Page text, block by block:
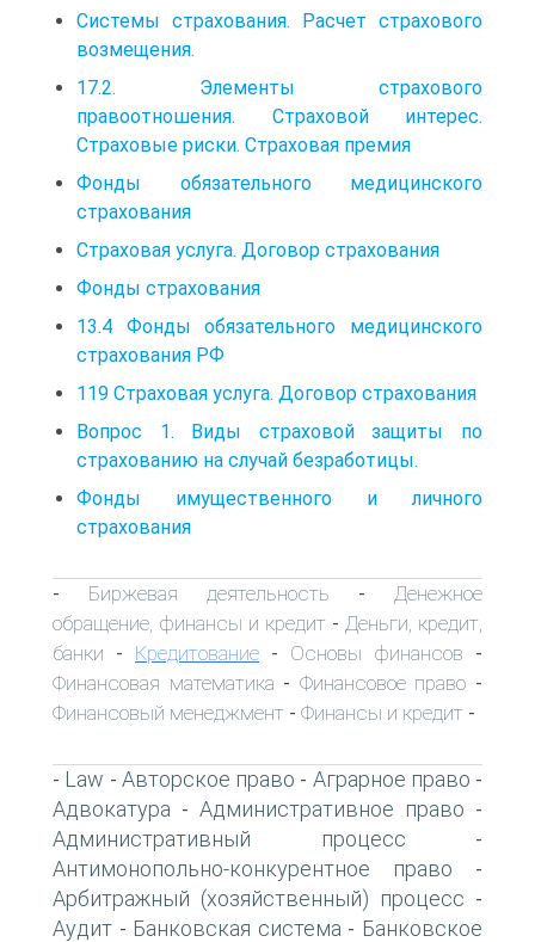
Системы страхования. Расчет страхового
возмещения.
17.2. Элементы страхового
правоотношения. Страховой интерес.
Страховые риски. Страховая премия
Фонды обязательного медицинского
страхования
Страховая услуга. Договор страхования
Фонды страхования
13.4 Фонды обязательного медицинского
страхования РФ
119 Страховая услуга. Договор страхования
Вопрос 1. Виды страховой защиты по
страхованию на случай безработицы.
Фонды имущественного и личного
страхования
- Биржевая деятельность - Денежное
обращение, финансы и кредит - Деньги, кредит,
банки - Кредитование - Основы финансов -
Финансовая математика - Финансовое право -
Финансовый менеджмент - Финансы и кредит -
- Law - Авторское право - Аграрное право -
Адвокатура - Административное право -
Административный процесс -
Антимонопольно-конкурентное право -
Арбитражный (хозяйственный) процесс -
Аудит - Банковская система - Банковское